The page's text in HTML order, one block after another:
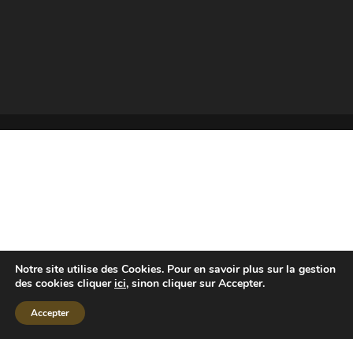
Notre site utilise des Cookies. Pour en savoir plus sur la gestion
des cookies cliquerici, sinon cliquer sur Accepter.
Accepter